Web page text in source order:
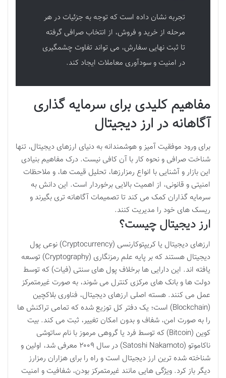
تجربه نشان داده است که توجه به جزئیات در هر
مرحله از خرید و فروش، از انتخاب صرافی گرفته
تا ثبت نهایی سفارش، می تواند تفاوت چشمگیری
در امنیت و سودآوری معاملات ایجاد کند.
مفاهیم کلیدی برای سرمایه گذاری
آگاهانه در ارز دیجیتال
برای ورود موفقیت آمیز و هوشمندانه به دنیای ارزهای دیجیتال، تنها
شناخت صرافی و نحوه کار با آن کافی نیست. درک مفاهیم بنیادی
این بازار و آشنایی با انواع رمزارزها، تحلیل قیمت ها، و ملاحظات
امنیتی و قانونی، از اهمیت بالایی برخوردار است. این دانش به
سرمایه گذاران کمک می کند تا تصمیمات آگاهانه تری بگیرند و
ریسک های خود را مدیریت کنند.
ارز دیجیتال چیست؟
ارزهای دیجیتال یا کریپتوکارنسی (Cryptocurrency) نوعی پول
دیجیتال هستند که بر پایه علم رمزنگاری (Cryptography) توسعه
یافته اند. این دارایی ها برخلاف پول های سنتی (فیات) که توسط
دولت ها و بانک های مرکزی کنترل می شوند، به صورت غیرمتمرکز
عمل می کنند. هسته اصلی ارزهای دیجیتال، فناوری بلاکچین
(Blockchain) است؛ یک دفتر کل توزیع شده که تمامی تراکنش ها
را به صورت امن، شفاف و بدون امکان تغییر، ثبت می کند. بیت
کوین (Bitcoin) که توسط فرد یا گروهی مرموز با نام ساتوشی
ناکاموتو (Satoshi Nakamoto) در سال ۲۰۰۹ معرفی شد، اولین و
شناخته شده ترین ارز دیجیتال است و راه را برای هزاران رمزارز
دیگر باز کرد. ویژگی هایی مانند غیرمتمرکز بودن، شفافیت و امنیت